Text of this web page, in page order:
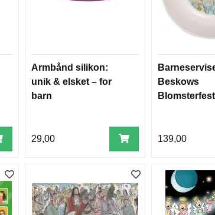
Armbånd silikon:
unik & elsket – for
barn
29,00
Beskows
139,00